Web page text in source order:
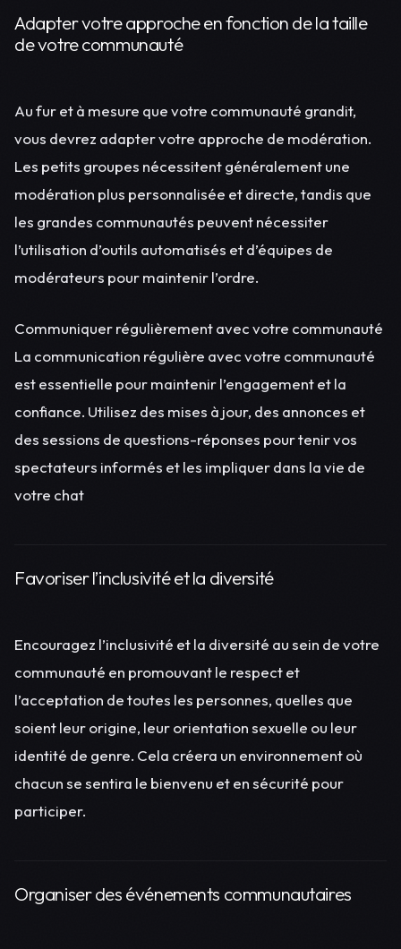
Adapter votre approche en fonction de la taille
de votre communauté
Au fur et à mesure que votre communauté grandit,
vous devrez adapter votre approche de modération.
Les petits groupes nécessitent généralement une
modération plus personnalisée et directe, tandis que
les grandes communautés peuvent nécessiter
l’utilisation d’outils automatisés et d’équipes de
modérateurs pour maintenir l’ordre.
Communiquer régulièrement avec votre communauté
La communication régulière avec votre communauté
est essentielle pour maintenir l’engagement et la
confiance. Utilisez des mises à jour, des annonces et
des sessions de questions-réponses pour tenir vos
spectateurs informés et les impliquer dans la vie de
votre chat
Favoriser l’inclusivité et la diversité
Encouragez l’inclusivité et la diversité au sein de votre
communauté en promouvant le respect et
l’acceptation de toutes les personnes, quelles que
soient leur origine, leur orientation sexuelle ou leur
identité de genre. Cela créera un environnement où
chacun se sentira le bienvenu et en sécurité pour
participer.
Organiser des événements communautaires